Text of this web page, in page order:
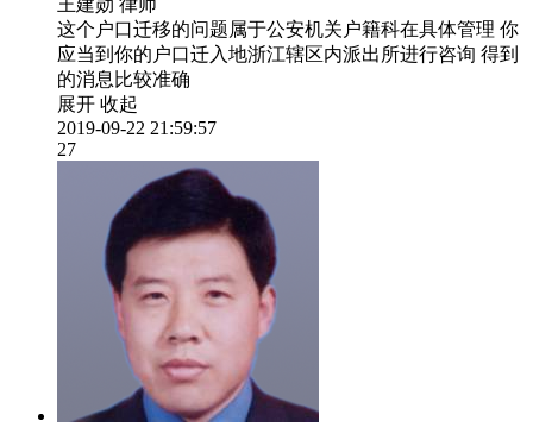
王建勋 律师
这个户口迁移的问题属于公安机关户籍科在具体管理 你
应当到你的户口迁入地浙江辖区内派出所进行咨询 得到
的消息比较准确
展开 收起
2019-09-22 21:59:57
27